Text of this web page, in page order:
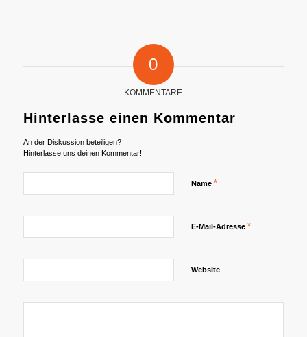
0
KOMMENTARE
Hinterlasse einen Kommentar
An der Diskussion beteiligen?
Hinterlasse uns deinen Kommentar!
Name *
E-Mail-Adresse *
Website